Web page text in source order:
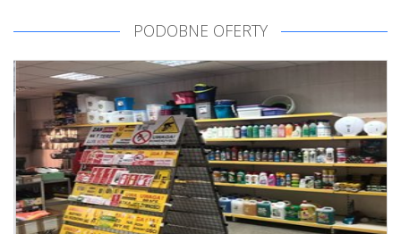
PODOBNE OFERTY